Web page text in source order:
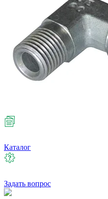
Каталог
Задать вопрос